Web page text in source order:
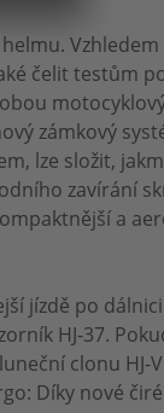
čelit testům
zámkový
lze složit,
zavírání
a
jízdě po
HJ-37.
clonu HJ-
Díky nové